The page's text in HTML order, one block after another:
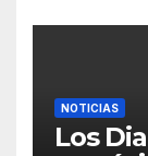
NOTICIAS
Los